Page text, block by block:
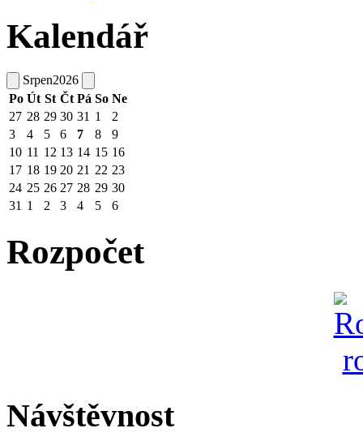
Kalendář
Srpen2026
Po Út St Čt Pá So Ne
27 28 29 30 31 1
2
3
4 5 6 7 8
9
10 11 12 13 14 15 16
17 18 19 20 21 22 23
24 25 26 27 28 29 30
31 1 2 3 4 5 6
Rozpočet
Návštěvnost